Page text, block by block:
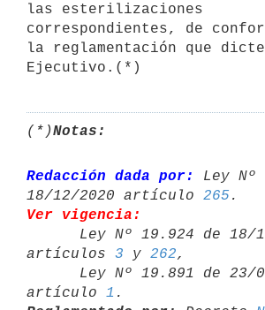
las esterilizaciones
correspondientes, de
la reglamentación que
(*)Notas:
Redacción dada por:
Ley Nº
18/12/2020 artículo 265
Ver vigencia:
artículos 3 y 262,
artículo 1